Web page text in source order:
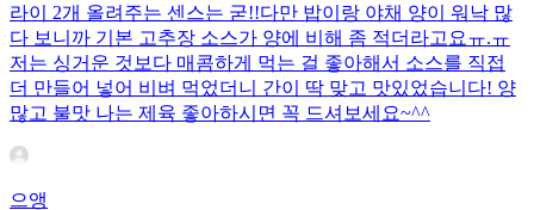
라이 2개 올려주는 센스는 굳!! ​다만 밥이랑 야채 양이 워낙 많
다 보니까 기본 고추장 소스가 양에 비해 좀 적더라고요ㅠ.ㅠ
저는 싱거운 것보다 매콤하게 먹는 걸 좋아해서 소스를 직접
더 만들어 넣어 비벼 먹었더니 간이 딱 맞고 맛있었습니다! 양
많고 불맛 나는 제육 좋아하시면 꼭 드셔보세요~^^
으앵